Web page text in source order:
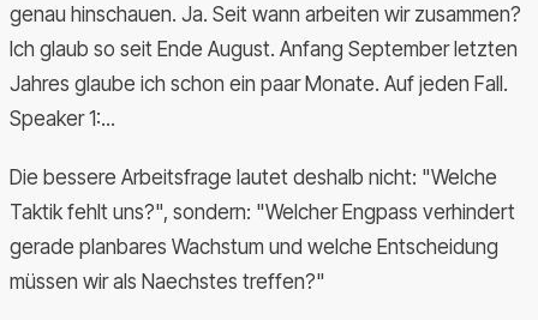
genau hinschauen. Ja. Seit wann arbeiten wir zusammen?
Ich glaub so seit Ende August. Anfang September letzten
Jahres glaube ich schon ein paar Monate. Auf jeden Fall.
Speaker 1:...
Die bessere Arbeitsfrage lautet deshalb nicht: "Welche
Taktik fehlt uns?", sondern: "Welcher Engpass verhindert
gerade planbares Wachstum und welche Entscheidung
müssen wir als Naechstes treffen?"